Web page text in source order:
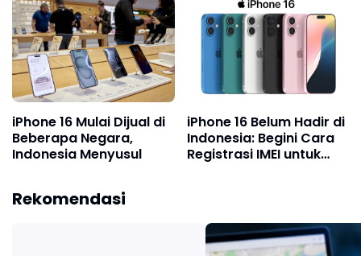
iPhone 16 Mulai Dijual di
Beberapa Negara,
Indonesia Menyusul
iPhone 16 Belum Hadir di
Indonesia: Begini Cara
Registrasi IMEI untuk
Rekomendasi